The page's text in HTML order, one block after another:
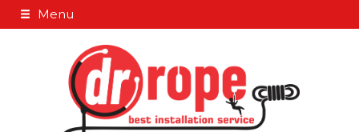
Menu